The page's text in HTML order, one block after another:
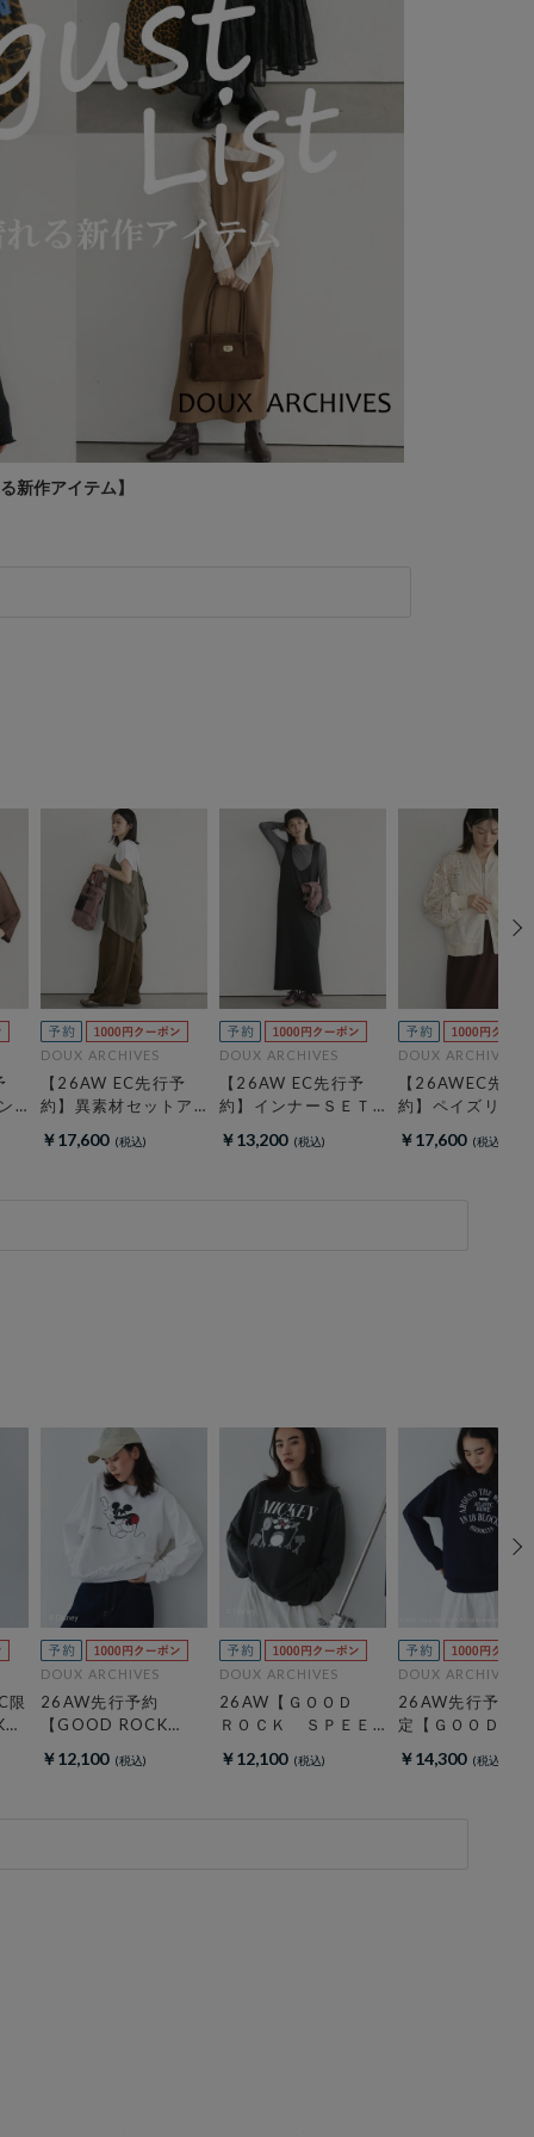
新作アイテム】
DOUX ARCHIVES
【26AW EC先行予
約】異素材セットア
￥17,600
DOUX ARCHIVES
【26AW EC先行予
約】インナーＳＥＴ
￥13,200
DOUX ARCHIVES
【26AWEC先行
約】ペイズリー
￥17,600
限
DOUX ARCHIVES
26AW先行予約
【GOOD ROCK
Ｙ／Ｓｗｅａｔ
￥12,100
DOUX ARCHIVES
26AW【ＧＯＯＤ
ＲＯＣＫ ＳＰＥＥ
／ Ｓｗｅａｔ
￥12,100
DOUX ARCHIVES
26AW先行予約/
定【ＧＯＯＤ
ＮＹＣ Ｈｏｏ
￥14,300